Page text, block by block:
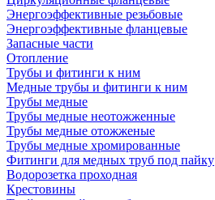
Энергоэффективные резьбовые
Энергоэффективные фланцевые
Запасные части
Отопление
Трубы и фитинги к ним
Медные трубы и фитинги к ним
Трубы медные
Трубы медные неотожженные
Трубы медные отожженые
Трубы медные хромированные
Фитинги для медных труб под пайку
Водорозетка проходная
Крестовины